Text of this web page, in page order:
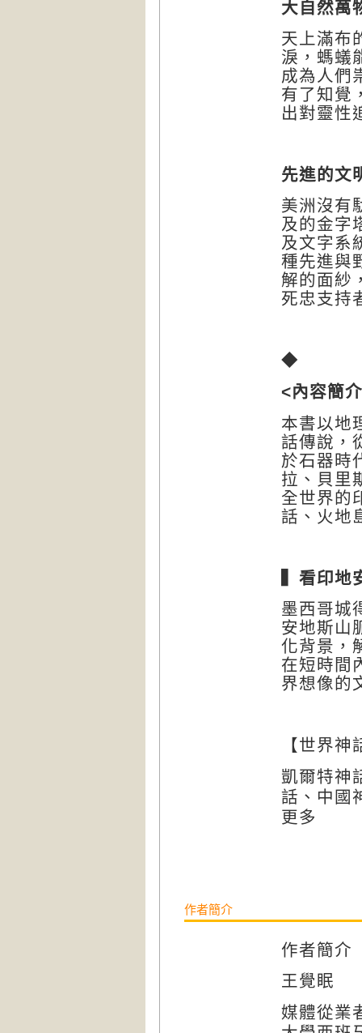
大自然萬
天上滿布
淚，螞蟻
成為人們
有了知覺
出對靈性
先進的文
美洲沒有
及的金字
及文字系
種先進與
解的面紗
死忠支持
◆
<內容簡介
本書以地
話傳說，
於石器時
拉、貝里
全世界的
話、火地
▍看印地
墨西哥城
安地斯山
化背景，
在短時間
界想像的
【世界
凱爾特神
話、中國
更多
作者簡介
作者簡介
王覺眠
媒體從業